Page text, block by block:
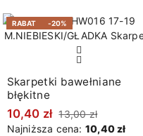
RABAT -20%
Skarpetki bawełniane
błękitne
10,40 zł 13,00 zł
Najniższa cena: 10,40 zł